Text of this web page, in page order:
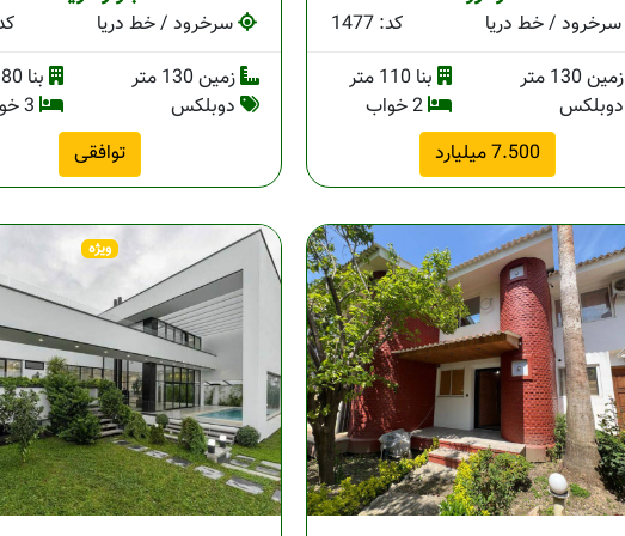
سرخرود / خط دریا
کد: 1477
زمین 130 متر
بنا 110 متر
دوبلکس
2 خواب
7.500 میلیارد
سرخرود / خط دریا
زمین 130 متر
بنا 180 متر
دوبلکس
3 خواب
توافقی
ویژه